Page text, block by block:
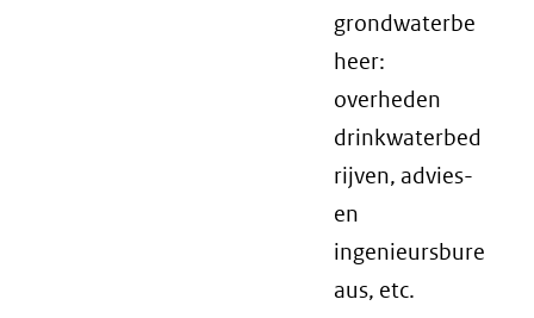
grondwaterbe
heer:
overheden
drinkwaterbed
rijven, advies-
en
ingenieursbure
aus, etc.